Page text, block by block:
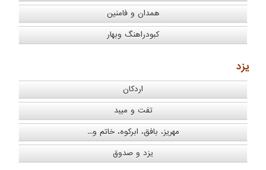
همدان و فامنین
کبودراهنگ وبهار
یزد
اردکان
تفت و میبد
مهریز، بافق، ابرکوه، خاتم و...
یزد و صدوق